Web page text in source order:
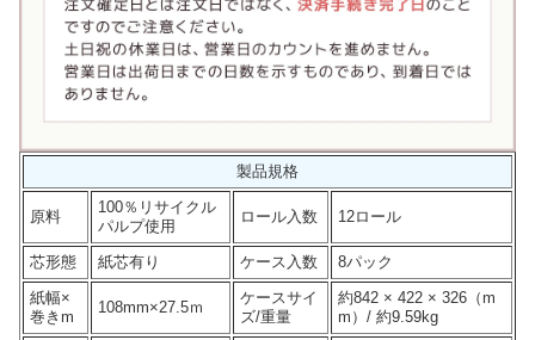
製品規格
原料
100％リサイクル
パルプ使用
ロール入数 12ロール
芯形態 紙芯有り ケース入数
8パック
紙幅×
巻きm
108mm×27.5ｍ
ケースサイ
ズ/重量
約842 × 422 × 326（m
m）/ 約9.59kg